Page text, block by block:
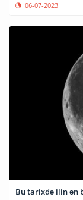
06-07-2023
Bu tarixdə ilin ən